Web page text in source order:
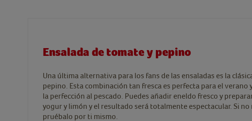
Ensalada de tomate y pepino
Una última alternativa para los fans de las ensaladas es la
pepino. Esta combinación tan fresca es perfecta para el verano
la perfección al pescado. Puedes añadir eneldo fresco y
yogur y limón y el resultado será totalmente espectacular. Si no
pruébalo por ti mismo.